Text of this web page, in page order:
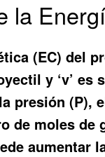
la
(EC) del
y ‘v’
presión (P),
de moles
aumentar